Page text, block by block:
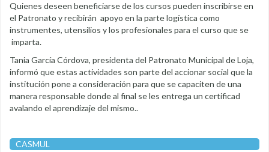
Quienes deseen beneficiarse de los cursos pueden inscribirse en
el Patronato y recibirán apoyo en la parte logística como
instrumentes, utensilios y los profesionales para el curso que se
imparta.
Tania García Córdova, presidenta del Patronato Municipal de Loja,
informó que estas actividades son parte del accionar social que la
institución pone a consideración para que se capaciten de una
manera responsable donde al final se les entrega un certificad
avalando el aprendizaje del mismo..
CASMUL